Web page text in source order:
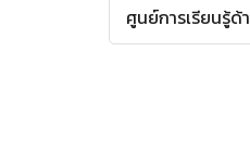
ศูนย์การเรียนรู้